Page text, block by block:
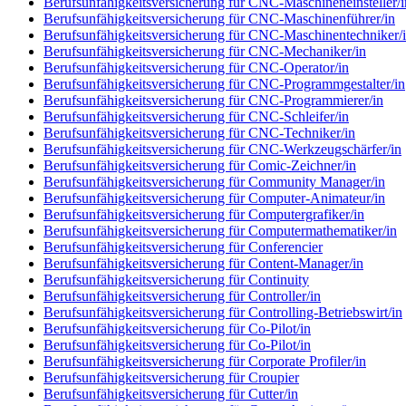
Berufsunfähigkeitsversicherung für CNC-Maschinenführer/in
Berufsunfähigkeitsversicherung für CNC-Maschinentechniker/
Berufsunfähigkeitsversicherung für CNC-Mechaniker/in
Berufsunfähigkeitsversicherung für CNC-Operator/in
Berufsunfähigkeitsversicherung für CNC-Programmgestalter/in
Berufsunfähigkeitsversicherung für CNC-Programmierer/in
Berufsunfähigkeitsversicherung für CNC-Schleifer/in
Berufsunfähigkeitsversicherung für CNC-Techniker/in
Berufsunfähigkeitsversicherung für CNC-Werkzeugschärfer/in
Berufsunfähigkeitsversicherung für Comic-Zeichner/in
Berufsunfähigkeitsversicherung für Community Manager/in
Berufsunfähigkeitsversicherung für Computer-Animateur/in
Berufsunfähigkeitsversicherung für Computergrafiker/in
Berufsunfähigkeitsversicherung für Computermathematiker/in
Berufsunfähigkeitsversicherung für Conferencier
Berufsunfähigkeitsversicherung für Content-Manager/in
Berufsunfähigkeitsversicherung für Continuity
Berufsunfähigkeitsversicherung für Controller/in
Berufsunfähigkeitsversicherung für Controlling-Betriebswirt/in
Berufsunfähigkeitsversicherung für Co-Pilot/in
Berufsunfähigkeitsversicherung für Co-Pilot/in
Berufsunfähigkeitsversicherung für Corporate Profiler/in
Berufsunfähigkeitsversicherung für Croupier
Berufsunfähigkeitsversicherung für Cutter/in